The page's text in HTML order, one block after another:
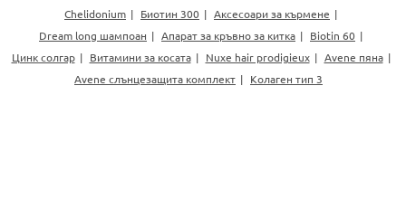
Chelidonium Биотин 300
Аксесоари за кърмене
Dream long шампоан
Апарат за кръвно за китка
Biotin 60
Цинк солгар
Витамини за косата Nuxe hair prodigieux
Avene пяна
Avene слънцезащита комплект
Колаген тип 3